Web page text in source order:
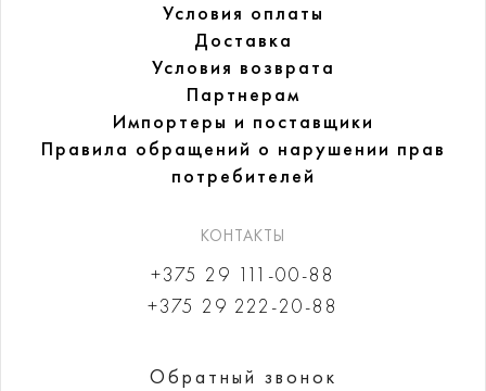
Условия оплаты
Доставка
Условия возврата
Партнерам
Импортеры и поставщики
Правила обращений о нарушении прав
потребителей
КОНТАКТЫ
+375 29 111-00-88
+375 29 222-20-88
Обратный звонок